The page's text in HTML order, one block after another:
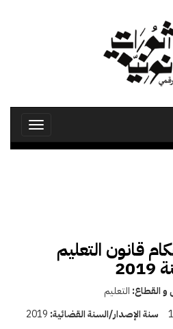
Toggle
قانون التعليم
و القطاع: التعليم
سنة الإصدار/السنة القضائية: 2019